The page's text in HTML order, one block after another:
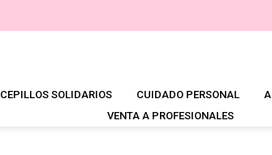
CEPILLOS SOLIDARIOS CUIDADO PERSONAL
VENTA A PROFESIONALES